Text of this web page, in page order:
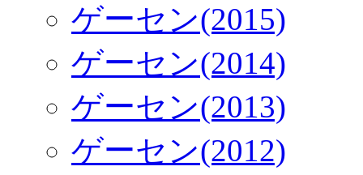
ゲーセン(2015)
ゲーセン(2014)
ゲーセン(2013)
ゲーセン(2012)